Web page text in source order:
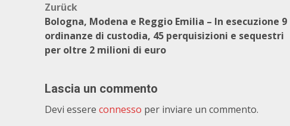
Beitragsnavigation
Zurück
Bologna, Modena e Reggio Emilia – In esecuzione 9
ordinanze di custodia, 45 perquisizioni e sequestri
per oltre 2 milioni di euro
Lascia un commento
Devi essere connesso per inviare un commento.